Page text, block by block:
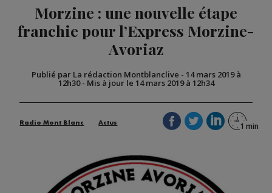
Morzine : une nouvelle étape
franchie pour l’Express Morzine-
Avoriaz
Publié par La rédaction Montblanclive - 14 mars 2019 à
12h30- Mis à jour le 14 mars 2019 à 12h34
Radio Mont Blanc Actus